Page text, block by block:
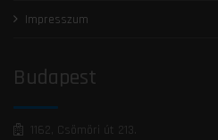
Impresszum
Budapest
1162, Csömöri út 213.